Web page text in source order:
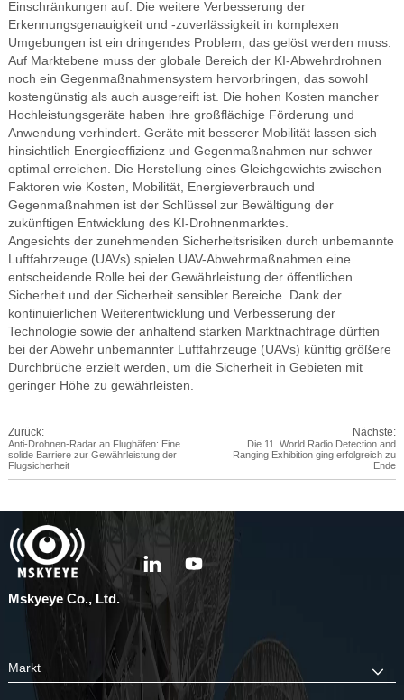
Einschränkungen auf. Die weitere Verbesserung der
Erkennungsgenauigkeit und -zuverlässigkeit in komplexen
Umgebungen ist ein dringendes Problem, das gelöst werden muss.
Auf Marktebene muss der globale Bereich der KI-Abwehrdrohnen
noch ein Gegenmaßnahmensystem hervorbringen, das sowohl
kostengünstig als auch ausgereift ist. Die hohen Kosten mancher
Hochleistungsgeräte haben ihre großflächige Förderung und
Anwendung verhindert. Geräte mit besserer Mobilität lassen sich
hinsichtlich Energieeffizienz und Gegenmaßnahmen nur schwer
optimal erreichen. Die Herstellung eines Gleichgewichts zwischen
Faktoren wie Kosten, Mobilität, Energieverbrauch und
Gegenmaßnahmen ist der Schlüssel zur Bewältigung der
zukünftigen Entwicklung des KI-Drohnenmarktes.
Angesichts der zunehmenden Sicherheitsrisiken durch unbemannte
Luftfahrzeuge (UAVs) spielen UAV-Abwehrmaßnahmen eine
entscheidende Rolle bei der Gewährleistung der öffentlichen
Sicherheit und der Sicherheit sensibler Bereiche. Dank der
kontinuierlichen Weiterentwicklung und Verbesserung der
Technologie sowie der anhaltend starken Marktnachfrage dürften
bei der Abwehr unbemannter Luftfahrzeuge (UAVs) künftig größere
Durchbrüche erzielt werden, um die Sicherheit in Gebieten mit
geringer Höhe zu gewährleisten.
Zurück:
Anti-Drohnen-Radar an Flughäfen: Eine
solide Barriere zur Gewährleistung der
Flugsicherheit
Nächste:
Die 11. World Radio Detection and
Ranging Exhibition ging erfolgreich zu
Ende
Mskyeye Co., Ltd.
Markt